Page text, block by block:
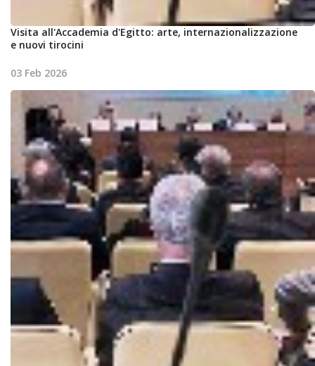
Visita all'Accademia d'Egitto: arte, internazionalizzazione
e nuovi tirocini
03 Feb 2026